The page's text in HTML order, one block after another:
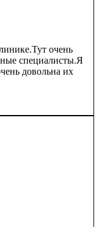
очень
специалисты.Я
довольна их